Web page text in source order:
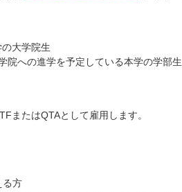
大学院生
院への進学を予定している本学の学部生
またはQTAとして雇用します。
る方